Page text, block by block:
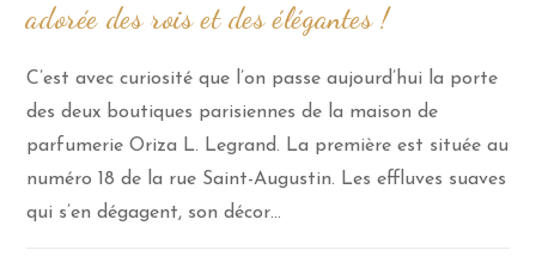
adorée des rois et des élégantes !
C’est avec curiosité que l’on passe aujourd’hui la porte
des deux boutiques parisiennes de la maison de
parfumerie Oriza L. Legrand. La première est située au
numéro 18 de la rue Saint-Augustin. Les effluves suaves
qui s’en dégagent, son décor…